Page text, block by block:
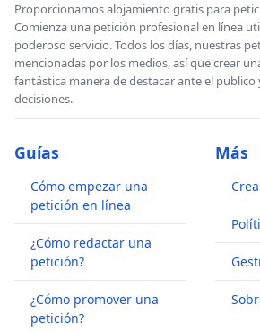
Proporcionamos alojamiento gratis para
Comienza una petición profesional en línea
poderoso servicio. Todos los días, nuestras
mencionadas por los medios, así que crear
fantástica manera de destacar ante el
decisiones.
Guías
Cómo empezar una
petición en línea
¿Cómo redactar una
petición?
¿Cómo promover una
petición?
Más